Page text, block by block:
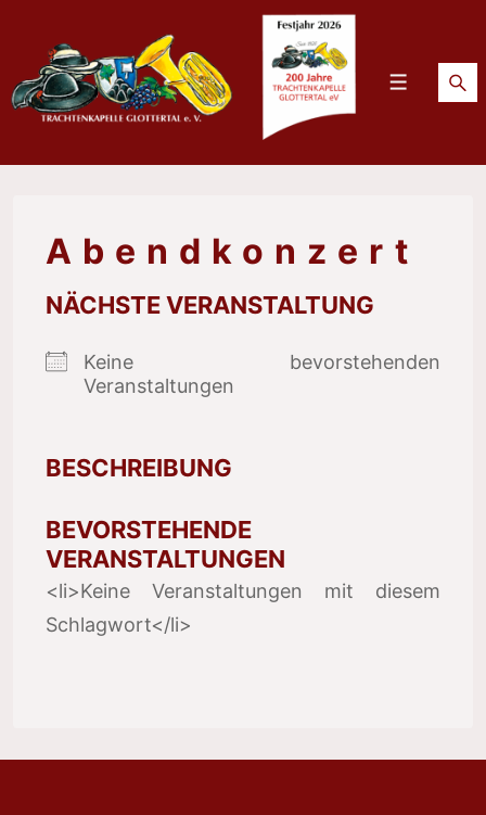
Inhalt
Menü
Abendkonzert
NÄCHSTE VERANSTALTUNG
Keine bevorstehenden
Veranstaltungen
BESCHREIBUNG
BEVORSTEHENDE
VERANSTALTUNGEN
<li>Keine Veranstaltungen mit diesem
Schlagwort</li>